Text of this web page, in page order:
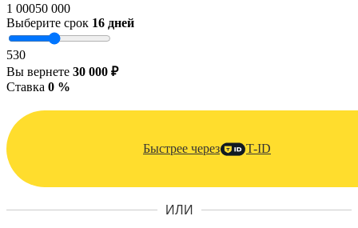
1 00050 000
Выберите срок 16 дней
530
Вы вернете 30 000 ₽
Ставка 0 %
Быстрее через T-ID
ИЛИ